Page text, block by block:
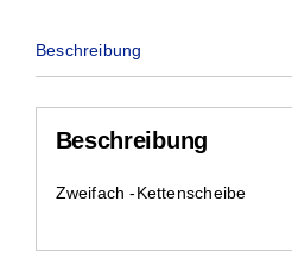
Beschreibung
Beschreibung
Zweifach -Kettenscheibe